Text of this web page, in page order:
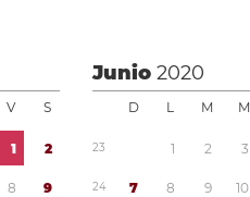
V S
1 2
8 9
Junio2020
D L M M
23 1 2 3
24 7 8 9 10